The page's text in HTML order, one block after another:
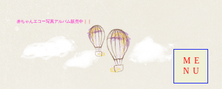
赤ちゃんエコー写真アルバム販売中
ME
NU